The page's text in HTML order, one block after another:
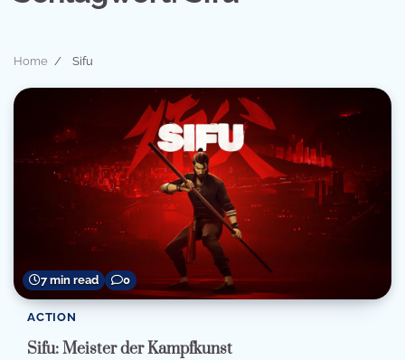
Home Sifu
7 min read 0
ACTION
Sifu: Meister der Kampfkunst